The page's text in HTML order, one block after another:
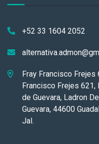
+52 33 1604 2052
Fray Francisco Frejes
Francisco Frejes 621,
de Guevara, Ladron De
Guevara, 44600
Jal.